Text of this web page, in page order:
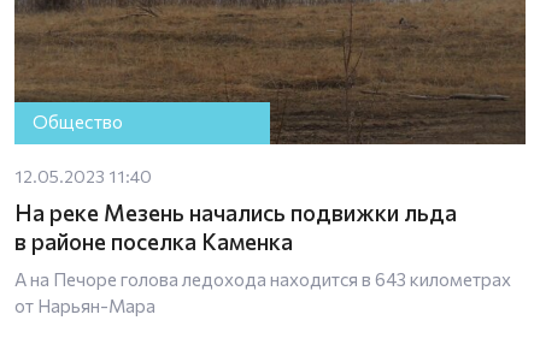
Общество
12.05.2023 11:40
На реке Мезень начались подвижки льда
в районе поселка Каменка
А на Печоре голова ледохода находится в 643 километрах
от Нарьян-Мара